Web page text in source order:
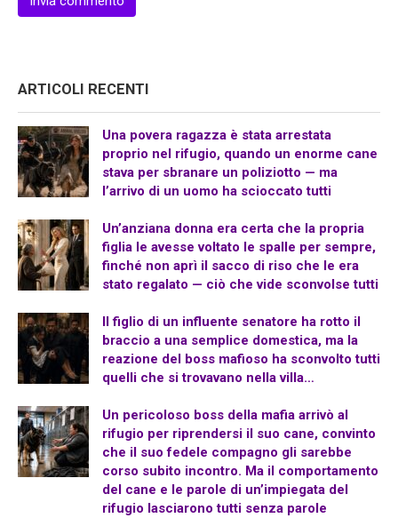
ARTICOLI RECENTI
Una povera ragazza è stata arrestata
proprio nel rifugio, quando un enorme cane
stava per sbranare un poliziotto — ma
l’arrivo di un uomo ha scioccato tutti
Un’anziana donna era certa che la propria
figlia le avesse voltato le spalle per sempre,
finché non aprì il sacco di riso che le era
stato regalato — ciò che vide sconvolse tutti
Il figlio di un influente senatore ha rotto il
braccio a una semplice domestica, ma la
reazione del boss mafioso ha sconvolto tutti
quelli che si trovavano nella villa…
Un pericoloso boss della mafia arrivò al
rifugio per riprendersi il suo cane, convinto
che il suo fedele compagno gli sarebbe
corso subito incontro. Ma il comportamento
del cane e le parole di un’impiegata del
rifugio lasciarono tutti senza parole